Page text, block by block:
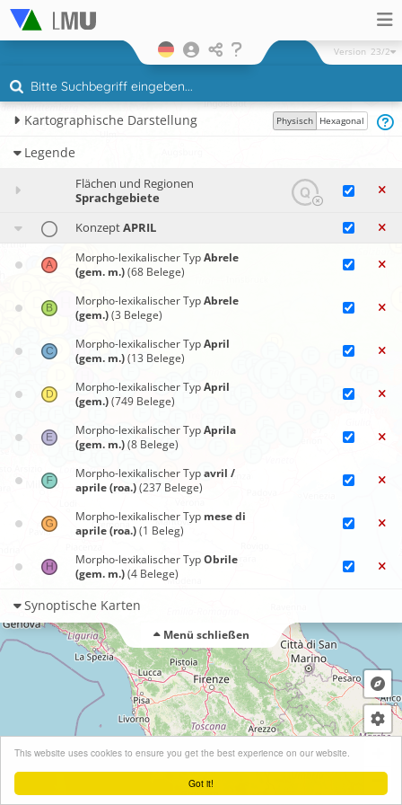
Got it!
This website uses cookies to ensure you get the best experience on our website.
Version 23/2
Leaflet| ©OpenStreetMapcontributors
Kartographische Darstellung Physisch Hexagonal
Legende
Flächen und Regionen
Sprachgebiete
KonzeptAPRIL
Morpho-lexikalischer TypAbrele
(gem. m.)(68 Belege)
Morpho-lexikalischer TypAbrele
(gem.)(3 Belege)
Morpho-lexikalischer TypApril
(gem. m.)(13 Belege)
Morpho-lexikalischer TypApril
(gem.)(749 Belege)
Morpho-lexikalischer TypAprila
(gem. m.)(8 Belege)
Morpho-lexikalischer Typavril /
aprile (roa.)(237 Belege)
Morpho-lexikalischer Typ mese di
aprile (roa.)(1 Beleg)
Morpho-lexikalischer TypObrile
(gem. m.)(4 Belege)
Synoptische Karten
Menü schließen